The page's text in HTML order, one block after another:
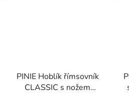
PINIE Hoblík římsovník
CLASSIC s nožem